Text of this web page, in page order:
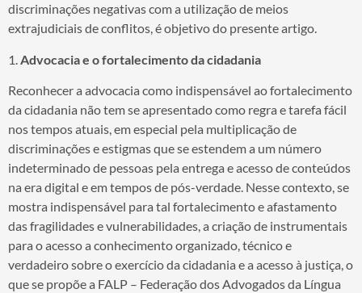
discriminações negativas com a utilização de meios
extrajudiciais de conflitos, é objetivo do presente artigo.
1. Advocacia e o fortalecimento da cidadania
Reconhecer a advocacia como indispensável ao fortalecimento
da cidadania não tem se apresentado como regra e tarefa fácil
nos tempos atuais, em especial pela multiplicação de
discriminações e estigmas que se estendem a um número
indeterminado de pessoas pela entrega e acesso de conteúdos
na era digital e em tempos de pós-verdade. Nesse contexto, se
mostra indispensável para tal fortalecimento e afastamento
das fragilidades e vulnerabilidades, a criação de instrumentais
para o acesso a conhecimento organizado, técnico e
verdadeiro sobre o exercício da cidadania e a acesso à justiça, o
que se propõe a FALP – Federação dos Advogados da Língua